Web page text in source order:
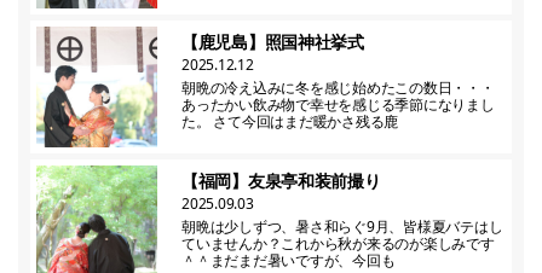
【鹿児島】照国神社挙式
2025.12.12
朝晩の冷え込みに冬を感じ始めたこの数日・・・
あったかい飲み物で幸せを感じる季節になりまし
た。 さて今回はまだ暖かさ残る鹿
【福岡】友泉亭和装前撮り
2025.09.03
朝晩は少しずつ、暑さ和らぐ9月、皆様夏バテはし
ていませんか？これから秋が来るのが楽しみです
＾＾まだまだ暑いですが、今回も